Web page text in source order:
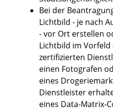
Bei der
Lichtbild - je nach
- vor Ort erstellen
Lichtbild im
zertifizierten
einen Fotografen
eines
Dienstleister
eines Data-Matrix-